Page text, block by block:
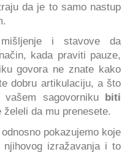
da je to samo nastup
i stavove da
kada praviti pauze,
govora ne znate kako
dobru artikulaciju, a što
sagovorniku biti
da mu prenesete.
odnosno pokazujemo koje
njihovog izražavanja i to